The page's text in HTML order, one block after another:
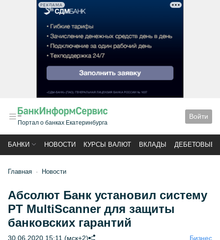
РЕКЛАМА
Портал о банках Екатеринбурга
Войти
БАНКИ НОВОСТИ КУРСЫ ВАЛЮТ ВКЛАДЫ ДЕБЕТОВЫЕ
Главная Новости
Абсолют Банк установил систему
PT MultiScanner для защиты
банковских гарантий
30.06.2020 15:11 (мск+2) Бизнес